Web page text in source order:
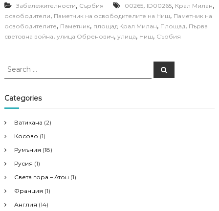
Забележителности, Сърбия 00265, ID00265, Крал Милан,
освободители, Паметник на освободителите на Ниш, Паметник на
освободителите, Паметник, площад Крал Милан, Площад, Първа
световна война, улица Обренович, улица, Ниш, Сърбия
S
r
c
f
o
r
S
e
Categories
Ватикана (2)
Косово (1)
Румъния (18)
Русия (1)
Света гора – Атон (1)
Франция (1)
Англия (14)